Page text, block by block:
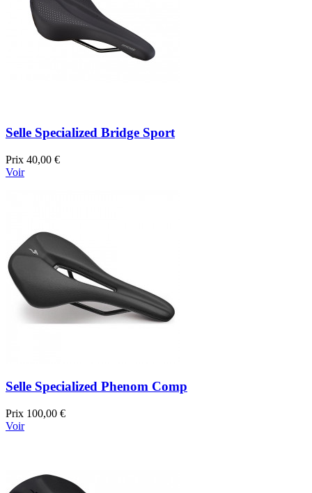
Selle Specialized Bridge Sport
Prix 40,00 €
Voir
Selle Specialized Phenom Comp
Prix 100,00 €
Voir